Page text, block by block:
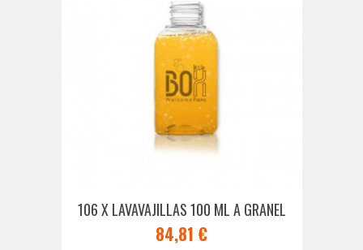
106 X LAVAVAJILLAS 100 ML A GRANEL
84,81 €